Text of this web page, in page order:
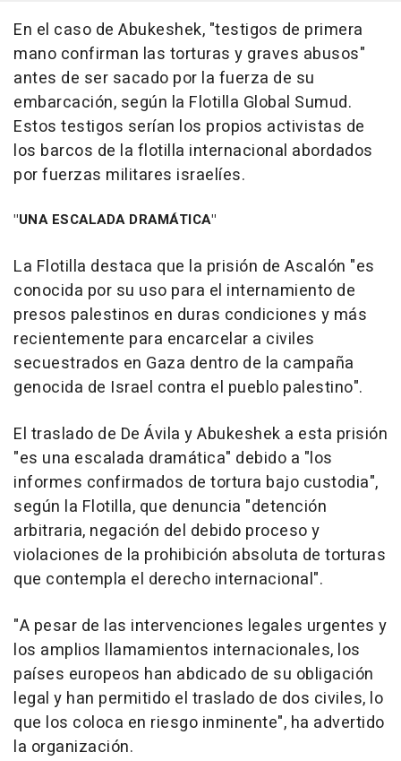
En el caso de Abukeshek, "testigos de primera
mano confirman las torturas y graves abusos"
antes de ser sacado por la fuerza de su
embarcación, según la Flotilla Global Sumud.
Estos testigos serían los propios activistas de
los barcos de la flotilla internacional abordados
por fuerzas militares israelíes.
"UNA ESCALADA DRAMÁTICA"
La Flotilla destaca que la prisión de Ascalón "es
conocida por su uso para el internamiento de
presos palestinos en duras condiciones y más
recientemente para encarcelar a civiles
secuestrados en Gaza dentro de la campaña
genocida de Israel contra el pueblo palestino".
El traslado de De Ávila y Abukeshek a esta prisión
"es una escalada dramática" debido a "los
informes confirmados de tortura bajo custodia",
según la Flotilla, que denuncia "detención
arbitraria, negación del debido proceso y
violaciones de la prohibición absoluta de torturas
que contempla el derecho internacional".
"A pesar de las intervenciones legales urgentes y
los amplios llamamientos internacionales, los
países europeos han abdicado de su obligación
legal y han permitido el traslado de dos civiles, lo
que los coloca en riesgo inminente", ha advertido
la organización.